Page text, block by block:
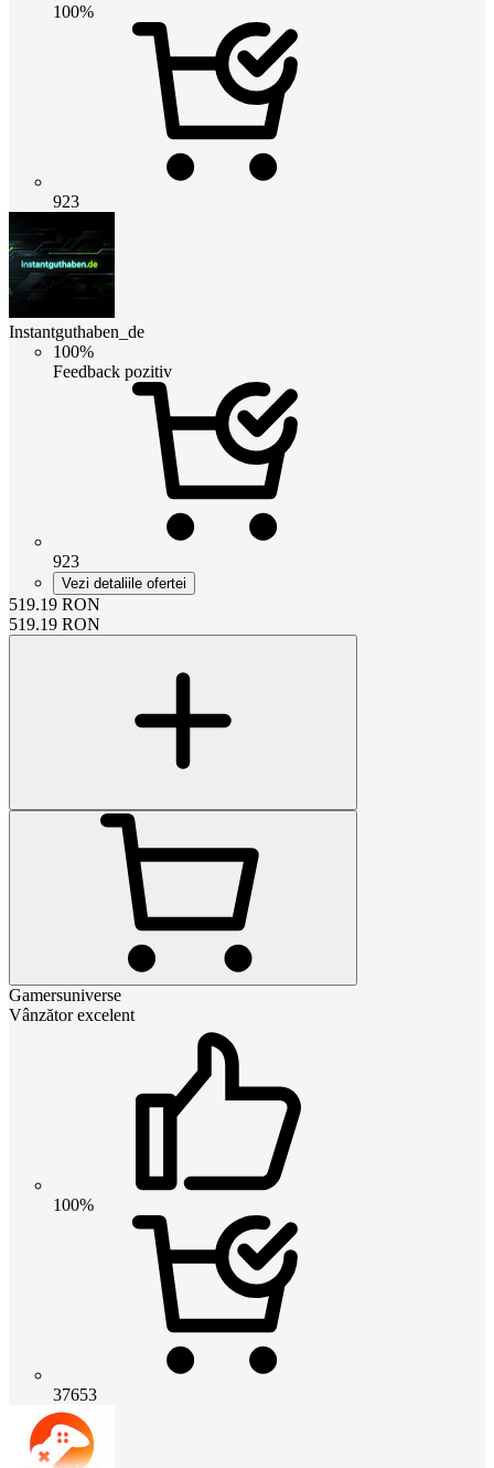
100%
923
Instantguthaben_de
100%
Feedback pozitiv
923
Vezi detaliile ofertei
519.19 RON
519.19 RON
Gamersuniverse
Vânzător excelent
100%
37653